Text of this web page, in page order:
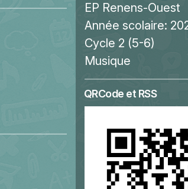
EP Renens-Ouest
Année scolaire:
Cycle 2 (5-6)
Musique
QRCode et RSS